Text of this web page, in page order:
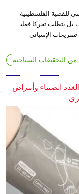
للقضية الفلسطينية
بل يتطلب تحركا فعليا
الإسباني
من التحقيقات السياحية
الصماء وأمراض